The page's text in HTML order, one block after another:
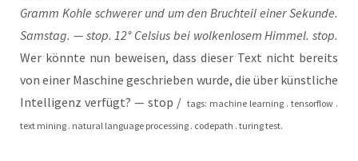
Gramm Koh­le schwe­rer und um den Bruch­teil einer Sekun­de.
Sams­tag. — stop. 12° Cel­si­us bei wol­ken­lo­sem Him­mel. stop.
Wer könn­te nun bewei­sen, dass die­ser Text nicht bereits
von einer Maschi­ne geschrie­ben wur­de, die über künst­li­che
Intel­li­genz ver­fügt? — stop / tags: machi­ne lear­ning . ten­sor­flow .
text mining . natu­ral lan­guage pro­ces­sing . code­path . turing test.